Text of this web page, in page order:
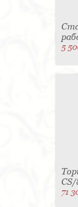
5
71